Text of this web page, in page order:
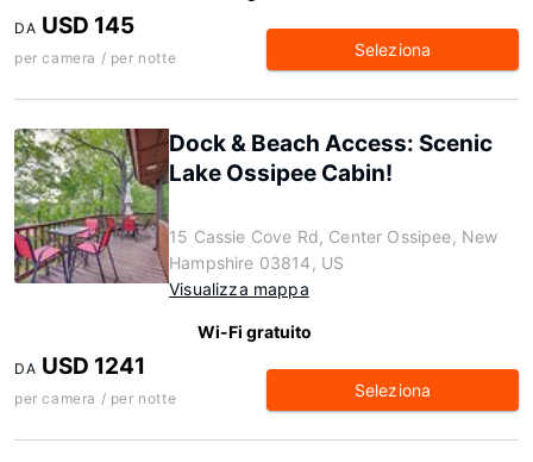
DA USD 145
per camera / per notte Seleziona
Dock & Beach Access: Scenic
Lake Ossipee Cabin!
15 Cassie Cove Rd, Center Ossipee, New
Hampshire 03814, US
Visualizza mappa
Wi-Fi gratuito
DA USD 1241
per camera / per notte Seleziona